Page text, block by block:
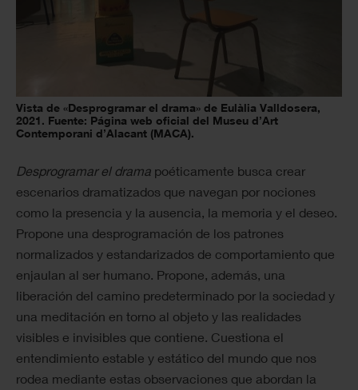
Vista de «Desprogramar el drama» de Eulàlia Valldosera,
2021. Fuente: Página web oficial del Museu d’Art
Contemporani d’Alacant (MACA).
Desprogramar el drama poéticamente busca crear
escenarios dramatizados que navegan por nociones
como la presencia y la ausencia, la memoria y el deseo.
Propone una desprogramación de los patrones
normalizados y estandarizados de comportamiento que
enjaulan al ser humano. Propone, además, una
liberación del camino predeterminado por la sociedad y
una meditación en torno al objeto y las realidades
visibles e invisibles que contiene. Cuestiona el
entendimiento estable y estático del mundo que nos
rodea mediante estas observaciones que abordan la